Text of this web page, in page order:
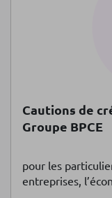
Cautions de
Groupe BPCE
pour les
entreprises,